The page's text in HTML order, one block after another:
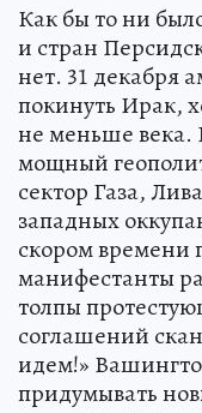
Как бы то ни
и стран
нет. 31 декабря
покинуть Ирак,
не меньше века.
мощный
сектор Газа,
западных
скором времени
манифестанты
толпы
соглашений
идем!»
придумывать